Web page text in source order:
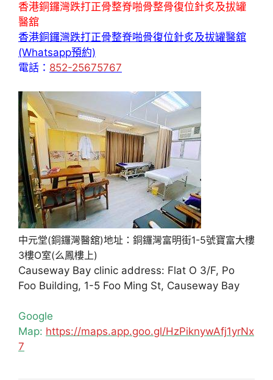
香港銅鑼灣跌打正骨整脊啪骨整骨復位針炙及拔罐
醫舘
香港銅鑼灣跌打正骨整脊啪骨復位針炙及拔罐醫舘
(Whatsapp預約)
電話： 852-25675767
中元堂(銅鑼灣醫舘)地址：銅鑼灣富明街1-5號寶富大樓
3樓O室(么鳳樓上)
Causeway Bay clinic address: Flat O 3/F, Po
Foo Building, 1-5 Foo Ming St, Causeway Bay
Google
Map: https://maps.app.goo.gl/HzPiknywAfj1yrNx
7